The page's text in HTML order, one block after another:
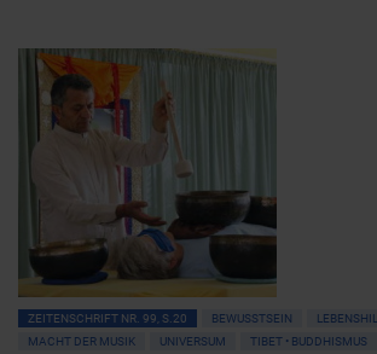
ZEITENSCHRIFT NR. 99, S.20 BEWUSSTSEIN
MACHT DER MUSIK
UNIVERSUM TIBET • BUDDHISMUS